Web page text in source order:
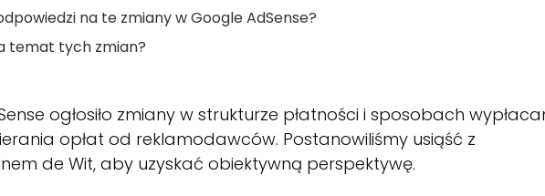
na te zmiany w Google AdSense?
temat tych zmian?
ogłosiło zmiany w strukturze płatności i sposobach
opłat od reklamodawców. Postanowiliśmy usiąść z
de Wit, aby uzyskać obiektywną perspektywę.